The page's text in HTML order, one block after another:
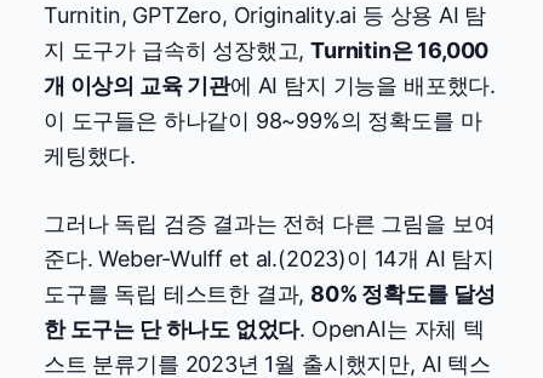
Turnitin, GPTZero, Originality.ai 등 상용 AI 탐
지 도구가 급속히 성장했고,Turnitin은 16,000
개 이상의 교육 기관에 AI 탐지 기능을 배포했다.
이 도구들은 하나같이 98~99%의 정확도를 마
케팅했다.
그러나 독립 검증 결과는 전혀 다른 그림을 보여
준다. Weber-Wulff et al.(2023)이 14개 AI 탐지
도구를 독립 테스트한 결과, 80% 정확도를 달성
한 도구는 단 하나도 없었다. OpenAI는 자체 텍
스트 분류기를 2023년 1월 출시했지만, AI 텍스